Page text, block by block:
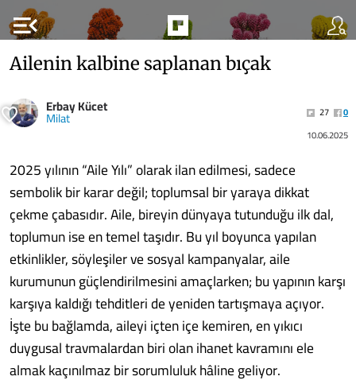
menu_open
Ailenin kalbine saplanan bıçak
Erbay Kücet
Milat 27
0
10.06.2025
2025 yılının “Aile Yılı” olarak ilan edilmesi, sadece
sembolik bir karar değil; toplumsal bir yaraya dikkat
çekme çabasıdır. Aile, bireyin dünyaya tutunduğu ilk dal,
toplumun ise en temel taşıdır. Bu yıl boyunca yapılan
etkinlikler, söyleşiler ve sosyal kampanyalar, aile
kurumunun güçlendirilmesini amaçlarken; bu yapının karşı
karşıya kaldığı tehditleri de yeniden tartışmaya açıyor.
İşte bu bağlamda, aileyi içten içe kemiren, en yıkıcı
duygusal travmalardan biri olan ihanet kavramını ele
almak kaçınılmaz bir sorumluluk hâline geliyor.